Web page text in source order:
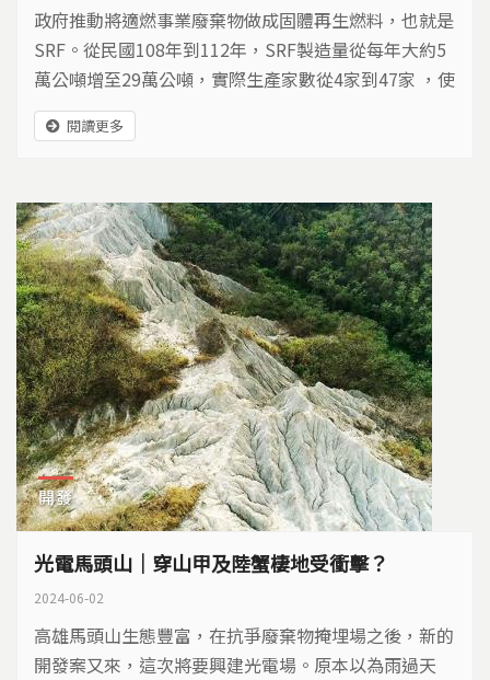
政府推動將適燃事業廢棄物做成固體再生燃料，也就是
SRF。從民國108年到112年，SRF製造量從每年大約5
萬公噸增至29萬公噸，實際生產家數從4家到47家 ，使
用量從每年大約6萬公噸到33萬公噸，實際使用家數從
4家成長到17家。 環境部組成SRF體檢團 實地走訪了解
對料源把關以及空污排放等有所疑慮，各地抗爭事件頻
傳。...
閱讀更多
開發
光電馬頭山｜穿山甲及陸蟹棲地受衝擊？
2024-06-02
高雄馬頭山生態豐富，在抗爭廢棄物掩埋場之後，新的
開發案又來，這次將要興建光電場。原本以為雨過天